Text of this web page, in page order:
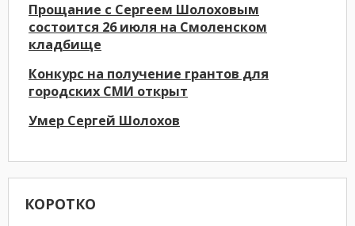
КОРОТКО
Прощание с Сергеем Шолоховым
состоится 26 июля на Смоленском
кладбище
Конкурс на получение грантов для
городских СМИ открыт
Умер Сергей Шолохов